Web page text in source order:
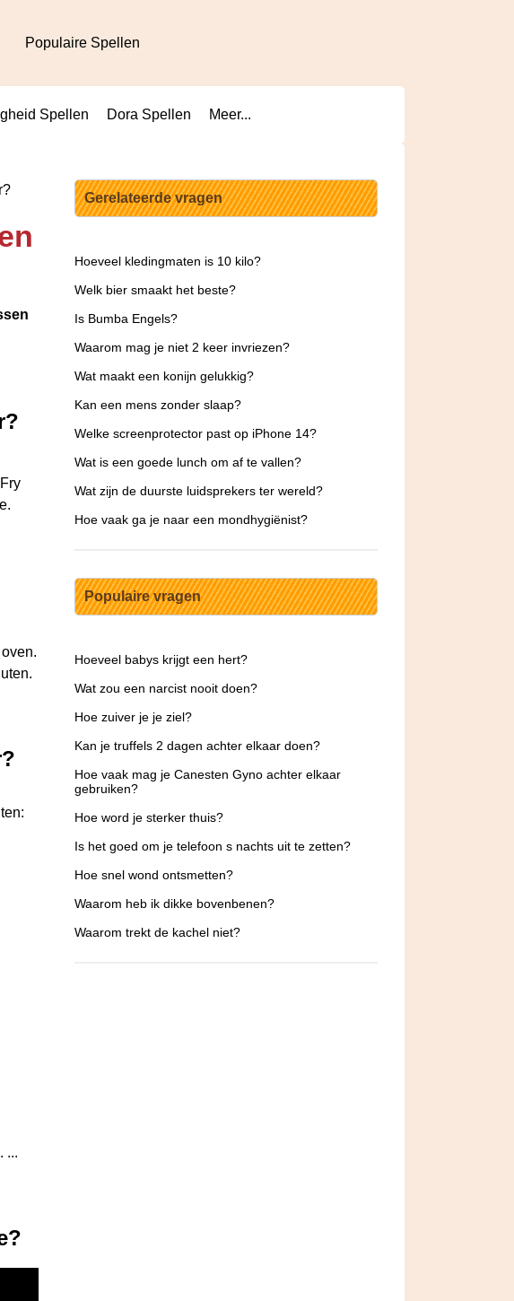
Populaire Spellen
Spellen Dora Spellen Meer...
...
Gerelateerde vragen
Hoeveel kledingmaten is 10 kilo?
Welk bier smaakt het beste?
Is Bumba Engels?
Waarom mag je niet 2 keer invriezen?
Wat maakt een konijn gelukkig?
Kan een mens zonder slaap?
Welke screenprotector past op iPhone 14?
Wat is een goede lunch om af te vallen?
Wat zijn de duurste luidsprekers ter wereld?
Hoe vaak ga je naar een mondhygiënist?
Populaire vragen
Hoeveel babys krijgt een hert?
Wat zou een narcist nooit doen?
Hoe zuiver je je ziel?
Kan je truffels 2 dagen achter elkaar doen?
Hoe vaak mag je Canesten Gyno achter elkaar
gebruiken?
Hoe word je sterker thuis?
Is het goed om je telefoon s nachts uit te zetten?
Hoe snel wond ontsmetten?
Waarom heb ik dikke bovenbenen?
Waarom trekt de kachel niet?